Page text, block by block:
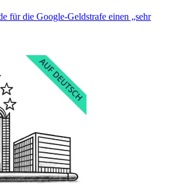
für die Google-Geldstrafe einen „sehr